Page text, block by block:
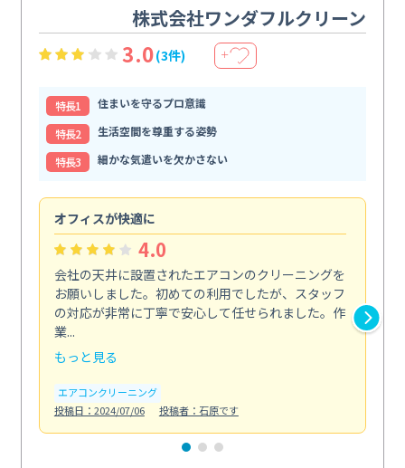
株式会社ワンダフルクリーン
3.0(3件) ＋
特⻑1
住まいを守るプロ意識
特⻑2
生活空間を尊重する姿勢
特⻑3
細かな気遣いを欠かさない
オフィスが快適に
4.0
会社の天井に設置されたエアコンのクリーニングを
お願いしました。初めての利用でしたが、スタッフ
の対応が非常に丁寧で安心して任せられました。作
業...
もっと見る
エアコンクリーニング
投稿日：2024/07/06
投稿者：石原です